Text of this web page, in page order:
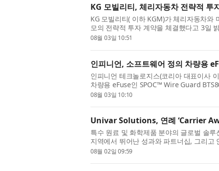
KG 모빌리티, 체리자동차 전략적 투
KG 모빌리티( 이하 KGM)가 체리자동차
모의 전략적 투자 계약을 체결했다고 3일
‘글로벌 동반성장을 위한 전략적 투자 계약
08월 03일 10:51
인피니언, 소프트웨어 정의 차량용
인피니언 테크놀로지스(코리아 대표이사
차량용 eFuse인 SPOC™ Wire Guard
솔루션인 이 제품은 SPI 인터페이스를 지
08월 03일 10:10
Univar Solutions, 연례 ‘Carrier
특수 원료 및 화학제품 분야의 글로벌 솔
지역에서 뛰어난 성과와 파트너십, 그리
너를 선정하는 연례 ‘Carrier Awards’ 수
08월 02일 09:59